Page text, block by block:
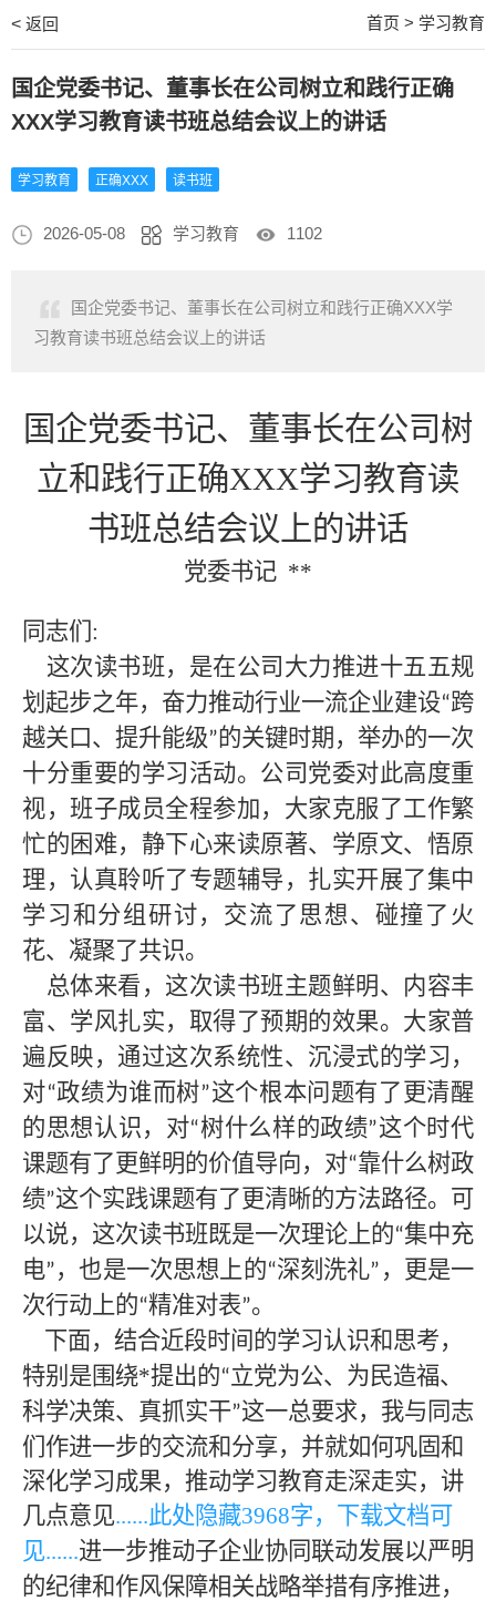
< 返回 首页 > 学习教育
国企党委书记、董事长在公司树立和践行正确
XXX学习教育读书班总结会议上的讲话
学习教育 正确XXX 读书班
2026-05-08 学习教育 1102
国企党委书记、董事长在公司树立和践行正确XXX学
习教育读书班总结会议上的讲话
国企党委书记、董事长在公司树
立和践行正确XXX学习教育读
书班总结会议上的讲话
党委书记 **
同志们 :
这次读书班，是在公司大力推进十五五规
划起步之年，奋力推动行业一流企业建设“跨
越关口、提升能级”的关键时期，举办的一次
十分重要的学习活动。 公司党委对此高度重
视， 班子成员全程参加，大家克服了工作繁
忙的困难，静下心来读原著、学原文、悟原
理，认真聆听了专题辅导，扎实开展了集中
学习和分组研讨，交流了思想、碰撞了火
花、凝聚了共识。
总体来看，这次读书班主题鲜明、内容丰
富、学风扎实，取得了预期的效果。大家普
遍反映，通过这次系统性、沉浸式的学习，
对“政绩为谁而树”这个根本问题有了更清醒
的思想认识，对“树什么样的政绩”这个时代
课题有了更鲜明的价值导向，对“靠什么树政
绩”这个实践课题有了更清晰的方法路径。可
以说，这次读书班既是一次理论上的“集中充
电”，也是一次思想上的“深刻洗礼” ，更是一
次行动上的“精准对表”。
下面，结合近段时间的学习认识和思考，
特别是围绕*提出的“立党为公、为民造福、
科学决策、真抓实干”这一总要求，我与同志
们作进一步的交流和分享，并就如何巩固和
深化学习成果，推动学习教育走深走实，讲
几点意见......此处隐藏3968字，下载文档可
见......进一步推动子企业协同联动发展以严明
的纪律和作风保障相关战略举措有序推进，